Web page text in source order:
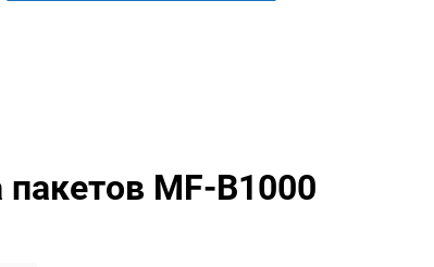
MF-B1000